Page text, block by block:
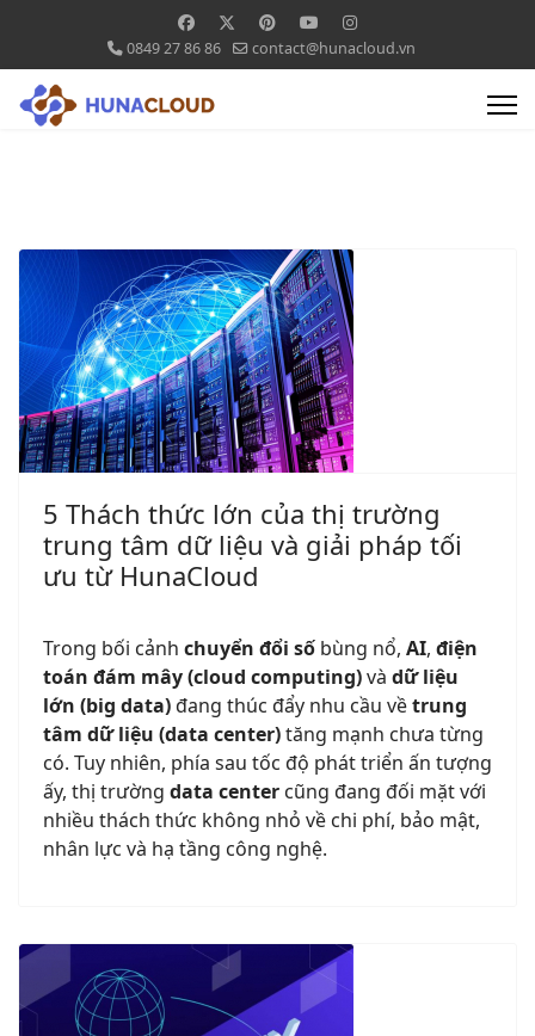
0849 27 86 86 contact@hunacloud.vn
5 Thách thức lớn của thị trường
trung tâm dữ liệu và giải pháp tối
ưu từ HunaCloud
Trong bối cảnh chuyển đổi số bùng nổ, AI, điện
toán đám mây (cloud computing)và dữ liệu
lớn (big data)đang thúc đẩy nhu cầu vềtrung
tâm dữ liệu (data center)tăng mạnh chưa từng
có. Tuy nhiên, phía sau tốc độ phát triển ấn tượng
ấy, thị trường data center cũng đang đối mặt với
nhiều thách thức không nhỏ về chi phí, bảo mật,
nhân lực và hạ tầng công nghệ.